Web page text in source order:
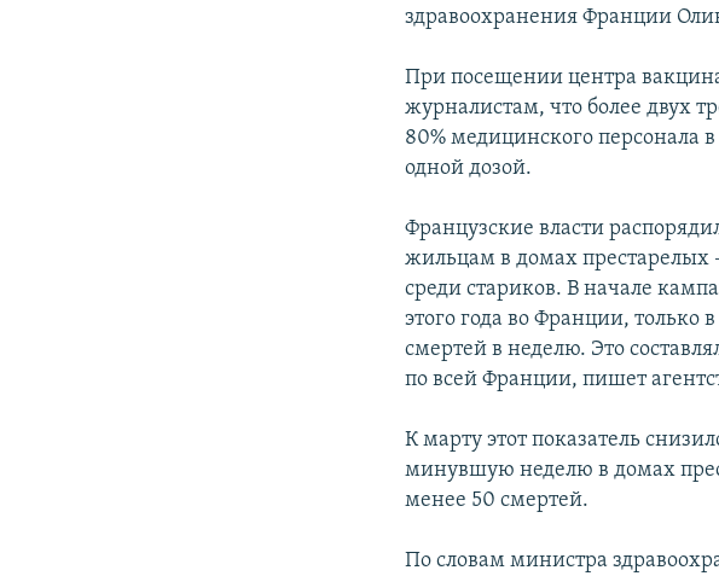
здравоохранения Франции
При посещении центра
журналистам, что более двух
80% медицинского персонала
одной дозой.
Французские власти
жильцам в домах престарелых
среди стариков. В начале
этого года во Франции, только
смертей в неделю. Это
по всей Франции, пишет
К марту этот показатель
минувшую неделю в домах
менее 50 смертей.
По словам министра